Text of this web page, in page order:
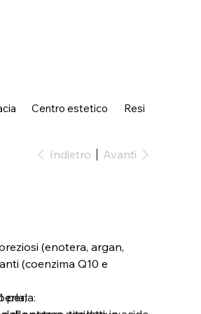
Centro estetico Resi
Indietro Avanti
(enotera, argan,
(coenzima Q10 e
perla: